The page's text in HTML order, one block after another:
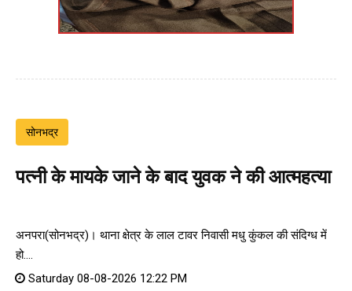
सोनभद्र
पत्नी के मायके जाने के बाद युवक ने की आत्महत्या
अनपरा(सोनभद्र)। थाना क्षेत्र के लाल टावर निवासी मधु कुंकल की संदिग्ध में
हो....
Saturday 08-08-2026 12:22 PM